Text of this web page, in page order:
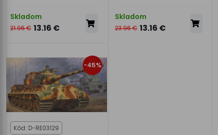
Skladom
21.96 € 13.16 €
Skladom
23.96 € 13.16 €
-45%
Kód: D-RE03129